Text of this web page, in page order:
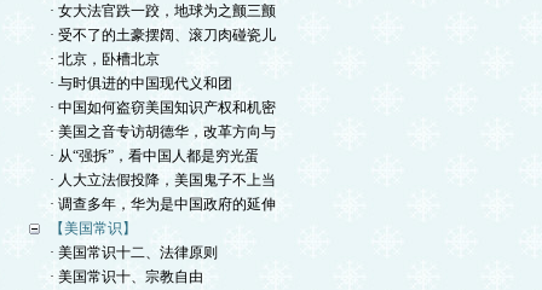
· 女大法官跌一跤，地球为之颤三颤
· 受不了的土豪摆阔、滚刀肉碰瓷儿
· 北京，卧槽北京
· 与时俱进的中国现代义和团
· 中国如何盗窃美国知识产权和机密
· 美国之音专访胡德华，改革方向与
· 从“强拆”，看中国人都是穷光蛋
· 人大立法假投降，美国鬼子不上当
· 调查多年，华为是中国政府的延伸
【美国常识】
· 美国常识十二、法律原则
· 美国常识十、宗教自由